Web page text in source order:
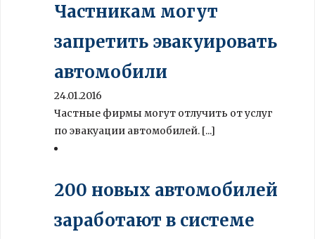
Частникам могут
запретить эвакуировать
автомобили
24.01.2016
Частные фирмы могут отлучить от услуг
по эвакуации автомобилей. [...]
200 новых автомобилей
заработают в системе